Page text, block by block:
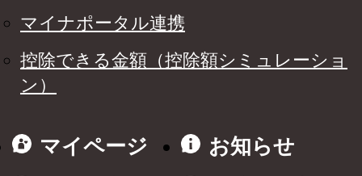
マイナポータル連携
控除できる金額（控除額シミュレーショ
ン）
マイページ
お知らせ